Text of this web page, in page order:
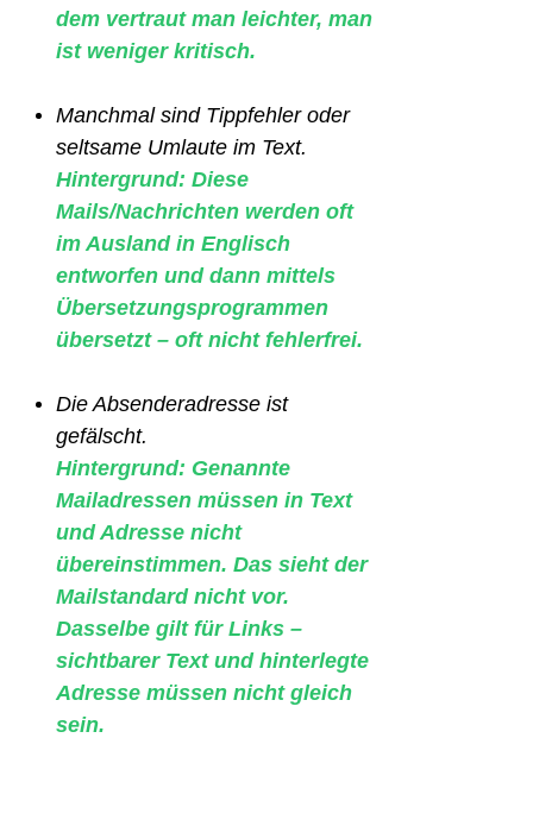
dem vertraut man leichter, man
ist weniger kritisch.
Manchmal sind Tippfehler oder
seltsame Umlaute im Text.
Hintergrund: Diese
Mails/Nachrichten werden oft
im Ausland in Englisch
entworfen und dann mittels
Übersetzungsprogrammen
übersetzt – oft nicht fehlerfrei.
Die Absenderadresse ist
gefälscht.
Hintergrund: Genannte
Mailadressen müssen in Text
und Adresse nicht
übereinstimmen. Das sieht der
Mailstandard nicht vor.
Dasselbe gilt für Links –
sichtbarer Text und hinterlegte
Adresse müssen nicht gleich
sein.